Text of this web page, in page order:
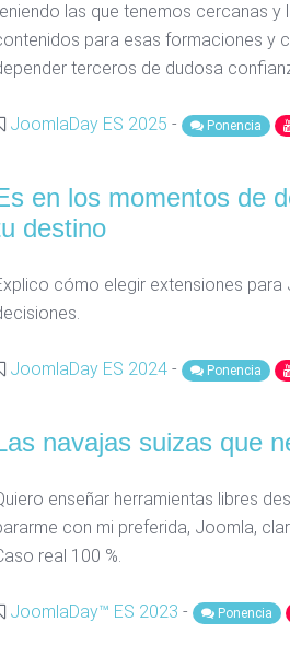
las que tenemos cercanas y
para esas formaciones y
terceros de dudosa
JoomlaDay ES 2025 - Ponencia
en los momentos de
destino
cómo elegir extensiones
JoomlaDay ES 2024- Ponencia
navajas suizas que
enseñar herramientas libres
con mi preferida, Joomla,
real 100 %.
JoomlaDay™ ES 2023 - Ponencia